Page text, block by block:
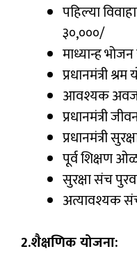
पहिल्या
३०,०००/
माध्यान्ह
प्रधानमंत्री
आवश्यक
प्रधानमंत्री
प्रधानमंत्री
पूर्व शिक्षण
सुरक्षा संच
अत्यावश्यक
2.शैक्षणिक योजना: